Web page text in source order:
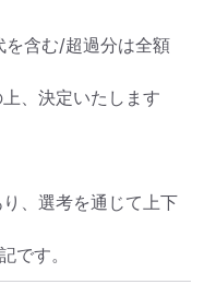
含む/超過分は全額
、決定いたします
、選考を通じて上下
です。